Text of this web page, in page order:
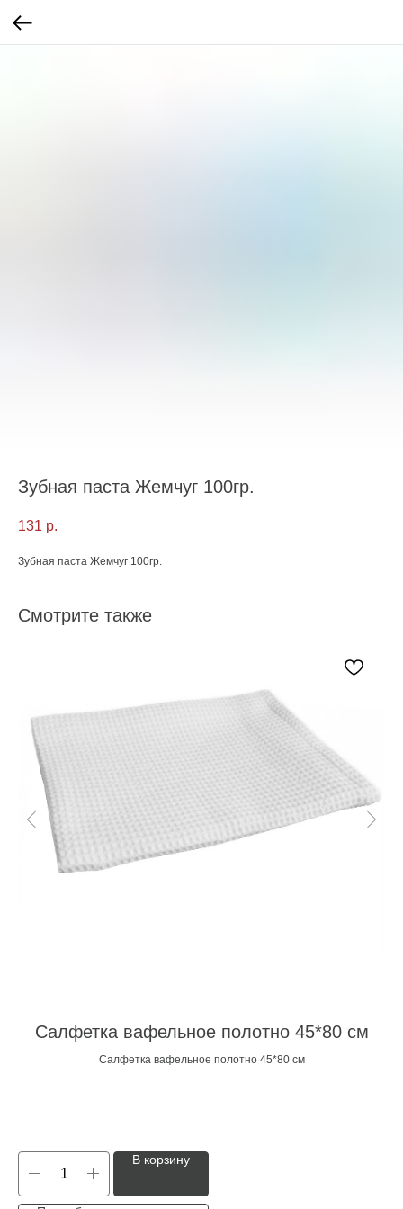
Зубная паста Жемчуг 100гр.
131 р.
Зубная паста Жемчуг 100гр.
Смотрите также
Салфетка вафельное полотно 45*80 см
Салфетка вафельное полотно 45*80 см
В корзину